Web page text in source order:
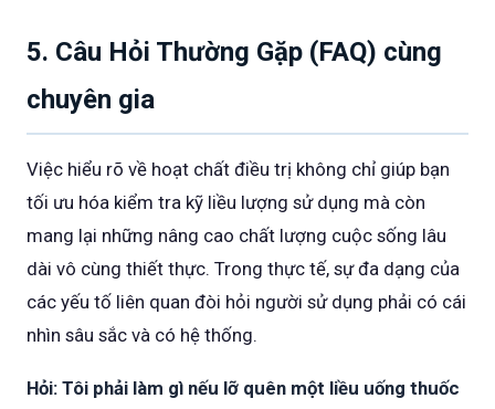
5. Câu Hỏi Thường Gặp (FAQ) cùng
chuyên gia
Việc hiểu rõ về hoạt chất điều trị không chỉ giúp bạn
tối ưu hóa kiểm tra kỹ liều lượng sử dụng mà còn
mang lại những nâng cao chất lượng cuộc sống lâu
dài vô cùng thiết thực. Trong thực tế, sự đa dạng của
các yếu tố liên quan đòi hỏi người sử dụng phải có cái
nhìn sâu sắc và có hệ thống.
Hỏi: Tôi phải làm gì nếu lỡ quên một liều uống thuốc